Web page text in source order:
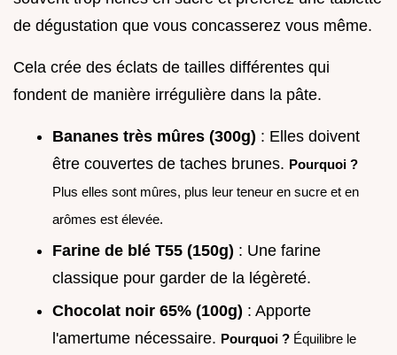
de dégustation que vous concasserez vous même.
Cela crée des éclats de tailles différentes qui
fondent de manière irrégulière dans la pâte.
Bananes très mûres (300g) : Elles doivent
être couvertes de taches brunes. Pourquoi ?
Plus elles sont mûres, plus leur teneur en sucre et en
arômes est élevée.
Farine de blé T55 (150g) : Une farine
classique pour garder de la légèreté.
Chocolat noir 65% (100g) : Apporte
l'amertume nécessaire. Pourquoi ? Équilibre le